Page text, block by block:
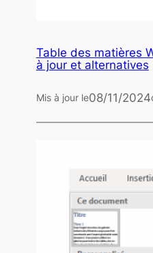
Table des matières
à jour et alternatives
Mis à jour le08/11/2024